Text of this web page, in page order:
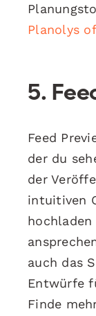
Planolys
5.
Feed
der du
der
intuitiven
auch das
Entwürfe
Finde